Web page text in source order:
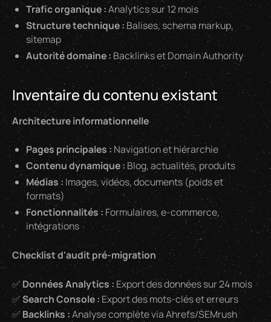
Trafic organique :Analytics sur 12 mois
Structure technique :Balises, schema markup,
sitemap
Autorité domaine :Backlinks et Domain Authority
Inventaire du contenu existant
Architecture informationnelle
Pages principales :Navigation et hiérarchie
Contenu dynamique : Blog, actualités, produits
Médias : Images, vidéos, documents (poids et
formats)
Fonctionnalités : Formulaires, e-commerce,
intégrations
Checklist d'audit pré-migration
✅Données Analytics : Export des données sur 24 mois
✅ Search Console :Export des mots-clés et erreurs
✅Backlinks :Analyse complète via Ahrefs/SEMrush